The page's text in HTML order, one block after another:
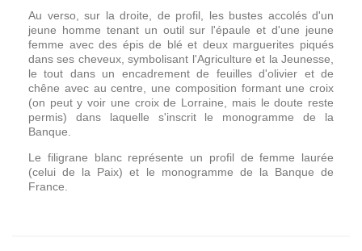
Au verso, sur la droite, de profil, les bustes accolés d'un
jeune homme tenant un outil sur l'épaule et d'une jeune
femme avec des épis de blé et deux marguerites piqués
dans ses cheveux, symbolisant l'Agriculture et la Jeunesse,
le tout dans un encadrement de feuilles d'olivier et de
chêne avec au centre, une composition formant une croix
(on peut y voir une croix de Lorraine, mais le doute reste
permis) dans laquelle s'inscrit le monogramme de la
Banque.
Le filigrane blanc représente un profil de femme laurée
(celui de la Paix) et le monogramme de la Banque de
France.